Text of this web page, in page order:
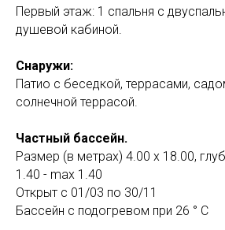
Первый этаж: 1 спальня с
душевой кабиной.
Снаружи:
Патио с беседкой, террасами,
солнечной террасой.
Частный бассейн.
Размер (в метрах) 4.00 x 18.00,
1.40 - max 1.40
Открыт с 01/03 по 30/11
Бассейн с подогревом при 26 ° C